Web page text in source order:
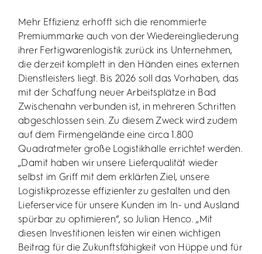
Mehr Effizienz erhofft sich die renommierte
Premiummarke auch von der Wiedereingliederung
ihrer Fertigwarenlogistik zurück ins Unternehmen,
die derzeit komplett in den Händen eines externen
Dienstleisters liegt. Bis 2026 soll das Vorhaben, das
mit der Schaffung neuer Arbeitsplätze in Bad
Zwischenahn verbunden ist, in mehreren Schritten
abgeschlossen sein. Zu diesem Zweck wird zudem
auf dem Firmengelände eine circa 1.800
Quadratmeter große Logistikhalle errichtet werden.
„Damit haben wir unsere Lieferqualität wieder
selbst im Griff mit dem erklärten Ziel, unsere
Logistikprozesse effizienter zu gestalten und den
Lieferservice für unsere Kunden im In- und Ausland
spürbar zu optimieren“, so Julian Henco. „Mit
diesen Investitionen leisten wir einen wichtigen
Beitrag für die Zukunftsfähigkeit von Hüppe und für